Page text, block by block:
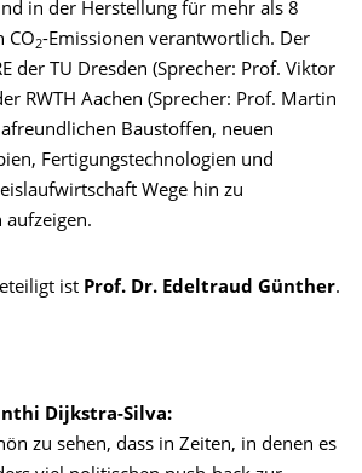
in der Herstellung für mehr als 8
CO2-Emissionen verantwortlich. Der
der TU Dresden (Sprecher: Prof. Viktor
RWTH Aachen (Sprecher: Prof. Martin
Baustoffen, neuen
Fertigungstechnologien und
Wege hin zu
aufzeigen.
ist Prof. Dr. Edeltraud Günther.
Dijkstra-Silva:
zu sehen, dass in Zeiten, in denen es